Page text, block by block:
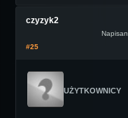
czyzyk2
#25
UŻYTKOWNICY